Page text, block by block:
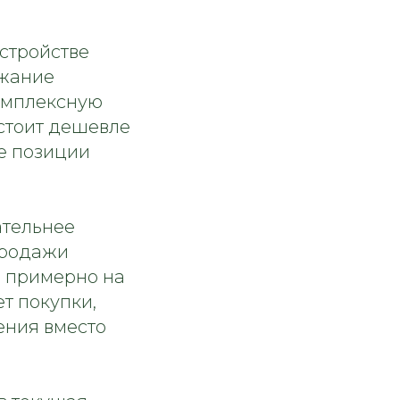
дешевле
позиции
примерно на
покупки,
вместо